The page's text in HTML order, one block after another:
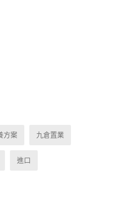
方案 九倉置業
進口